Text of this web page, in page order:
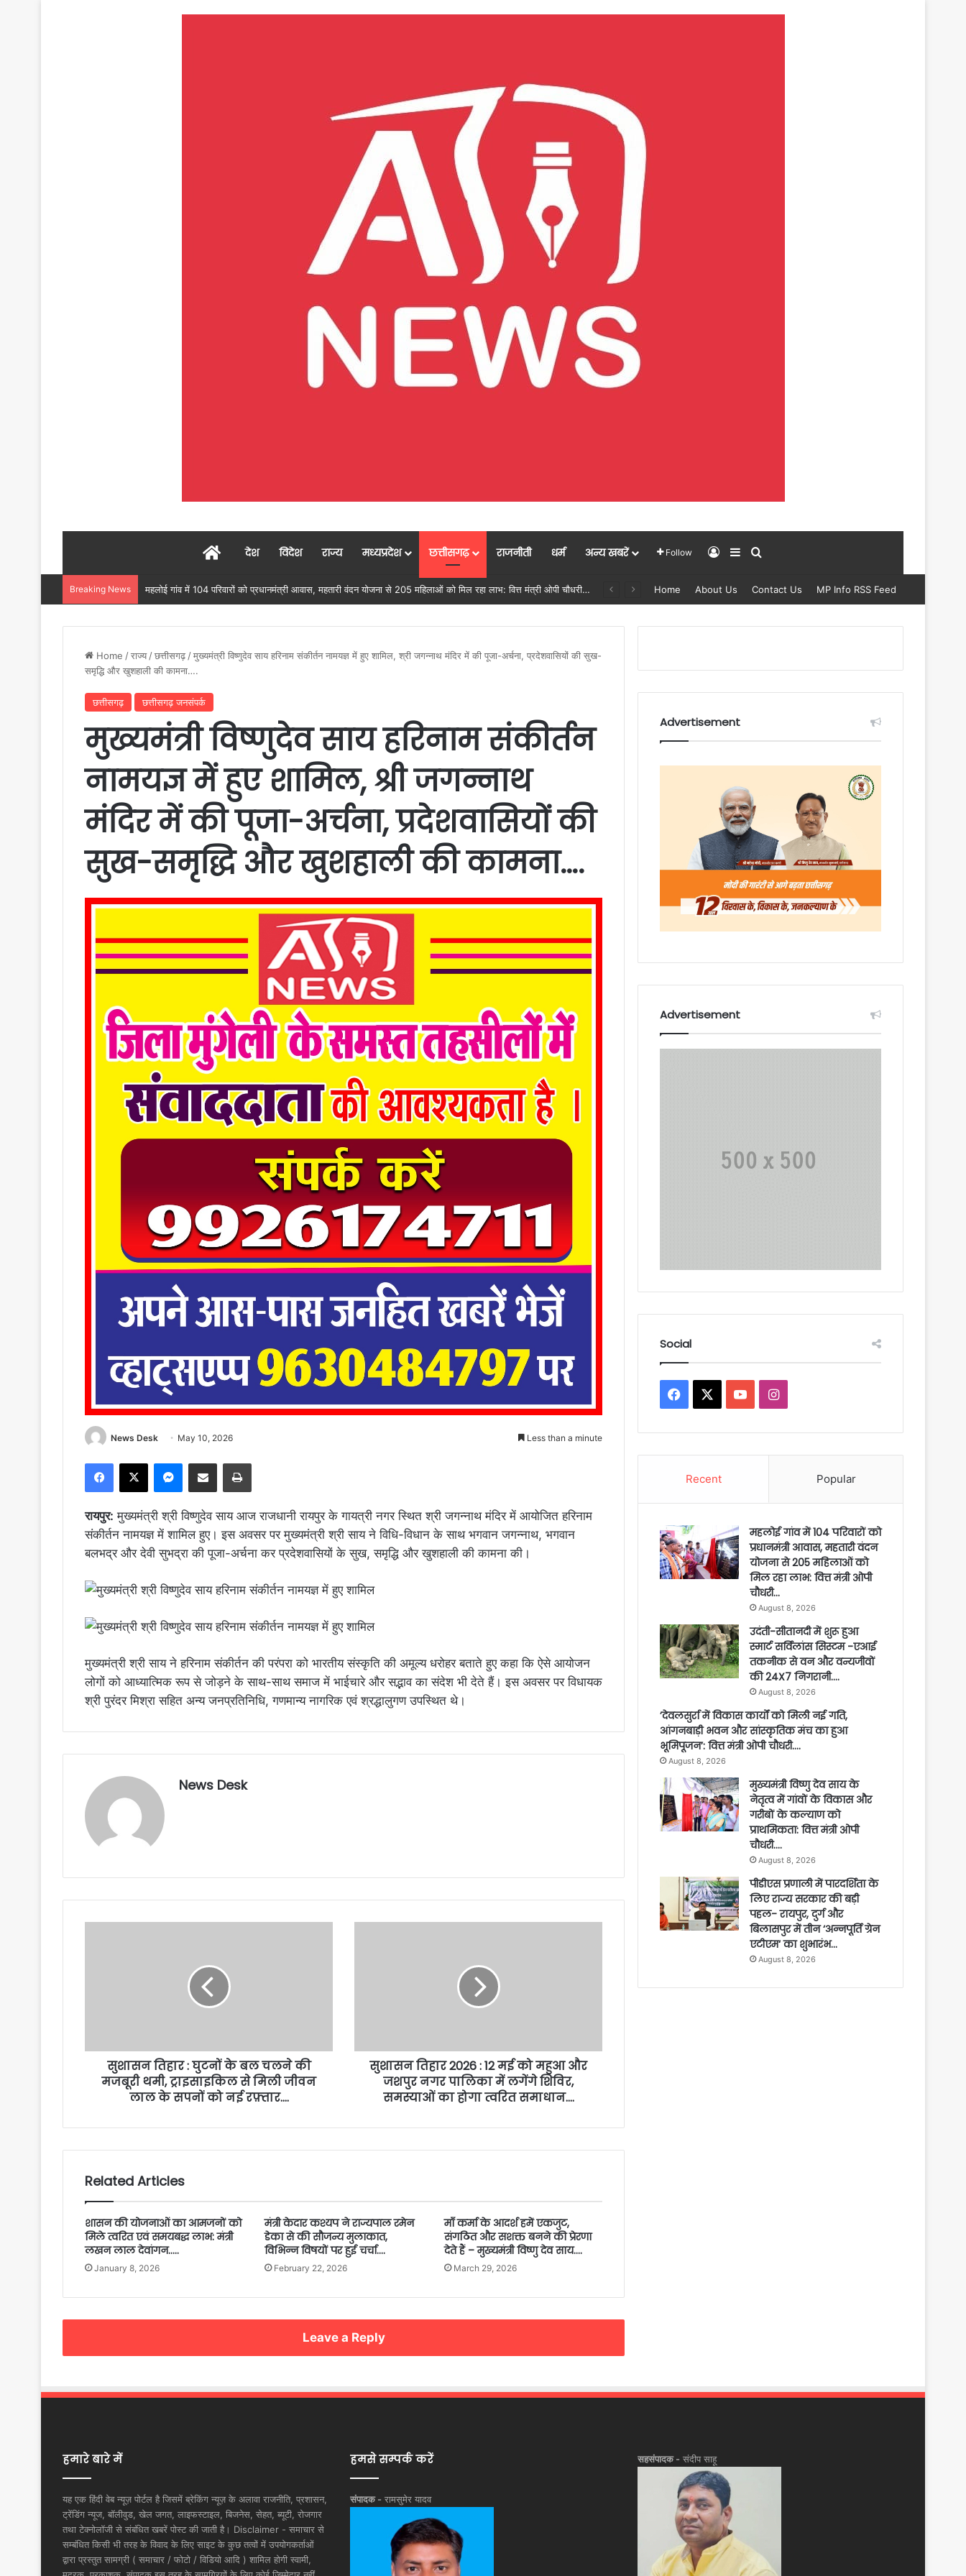
Homeदेश विदेश राज्य मध्यप्रदेश छत्तीसगढ़ राजनीती धर्म अन्य खबरें Follow Log InSidebar
Breaking News उदंती-सीतानदी में शुरू हुआ स्मार्ट सर्विलांस सिस्टम -एआई तकनीक से वन और वन्यजीवों की 24X7 निगरानी…. Home About Us Contact Us MP Info RSS Feed
Home /राज्य /छत्तीसगढ़ /मुख्यमंत्री विष्णुदेव साय हरिनाम संकीर्तन नामयज्ञ में हुए शामिल, श्री जगन्नाथ मंदिर में की पूजा-अर्चना, प्रदेशवासियों की सुख-
समृद्धि और खुशहाली की कामना….
छत्तीसगढ़ छत्तीसगढ़ जनसंपर्क
मुख्यमंत्री विष्णुदेव साय हरिनाम संकीर्तन
नामयज्ञ में हुए शामिल, श्री जगन्नाथ
मंदिर में की पूजा-अर्चना, प्रदेशवासियों की
सुख-समृद्धि और खुशहाली की कामना….
News Desk May 10, 2026 Less than a minute
Facebook
X Messenger
Share via Email Print
रायपुर: मुख्यमंत्री श्री विष्णुदेव साय आज राजधानी रायपुर के गायत्री नगर स्थित श्री जगन्नाथ मंदिर में आयोजित हरिनाम
संकीर्तन नामयज्ञ में शामिल हुए। इस अवसर पर मुख्यमंत्री श्री साय ने विधि-विधान के साथ भगवान जगन्नाथ, भगवान
बलभद्र और देवी सुभद्रा की पूजा-अर्चना कर प्रदेशवासियों के सुख, समृद्धि और खुशहाली की कामना की।
मुख्यमंत्री श्री साय ने हरिनाम संकीर्तन की परंपरा को भारतीय संस्कृति की अमूल्य धरोहर बताते हुए कहा कि ऐसे आयोजन
लोगों को आध्यात्मिक रूप से जोड़ने के साथ-साथ समाज में भाईचारे और सद्भाव का संदेश भी देते हैं। इस अवसर पर विधायक
श्री पुरंदर मिश्रा सहित अन्य जनप्रतिनिधि, गणमान्य नागरिक एवं श्रद्धालुगण उपस्थित थे।
News Desk
सुशासन तिहार : घुटनों के बल चलने की
मजबूरी थमी, ट्राइसाइकिल से मिली जीवन
लाल के सपनों को नई रफ़्तार….
सुशासन तिहार 2026 : 12 मई को महुआ और
जशपुर नगर पालिका में लगेंगे शिविर,
समस्याओं का होगा त्वरित समाधान….
Related Articles
शासन की योजनाओं का आमजनों को
मिले त्वरित एवं समयबद्ध लाभ: मंत्री
लखन लाल देवांगन…..
January 8, 2026
मंत्री केदार कश्यप ने राज्यपाल रमेन
डेका से की सौजन्य मुलाकात,
विभिन्न विषयों पर हुई चर्चा….
February 22, 2026
माँ कर्मा के आदर्श हमें एकजुट,
संगठित और सशक्त बनने की प्रेरणा
देते हैं – मुख्यमंत्री विष्णु देव साय….
March 29, 2026
Leave a Reply
Advertisement
Advertisement
Social
Facebook YouTubeInstagram
Recent Popular
महलोई गांव में 104 परिवारों को
प्रधानमंत्री आवास, महतारी वंदन
योजना से 205 महिलाओं को
मिल रहा लाभ: वित्त मंत्री ओपी
चौधरी…
August 8, 2026
उदंती-सीतानदी में शुरू हुआ
स्मार्ट सर्विलांस सिस्टम -एआई
तकनीक से वन और वन्यजीवों
की 24X7 निगरानी….
August 8, 2026
’देवलसुर्रा में विकास कार्यों को मिली नई गति,
आंगनबाड़ी भवन और सांस्कृतिक मंच का हुआ
भूमिपूजन’: वित्त मंत्री ओपी चौधरी….
August 8, 2026
मुख्यमंत्री विष्णु देव साय के
नेतृत्व में गांवों के विकास और
गरीबों के कल्याण को
प्राथमिकता: वित्त मंत्री ओपी
चौधरी….
August 8, 2026
पीडीएस प्रणाली में पारदर्शिता के
लिए राज्य सरकार की बड़ी
पहल- रायपुर, दुर्ग और
बिलासपुर में तीन ‘अन्नपूर्ति ग्रेन
एटीएम‘ का शुभारंभ…
August 8, 2026
हमारे बारे में
यह एक हिंदी वेब न्यूज़ पोर्टल है जिसमें ब्रेकिंग न्यूज़ के अलावा राजनीति, प्रशासन,
ट्रेंडिंग न्यूज, बॉलीवुड, खेल जगत, लाइफस्टाइल, बिजनेस, सेहत, ब्यूटी, रोजगार
तथा टेक्नोलॉजी से संबंधित खबरें पोस्ट की जाती है। Disclaimer - समाचार से
सम्बंधित किसी भी तरह के विवाद के लिए साइट के कुछ तत्वों में उपयोगकर्ताओं
द्वारा प्रस्तुत सामग्री ( समाचार / फोटो / विडियो आदि ) शामिल होगी स्वामी,
हमसे सम्पर्क करें
संपादक - रामसुमेर यादव
सहसंपादक - संदीप साहू